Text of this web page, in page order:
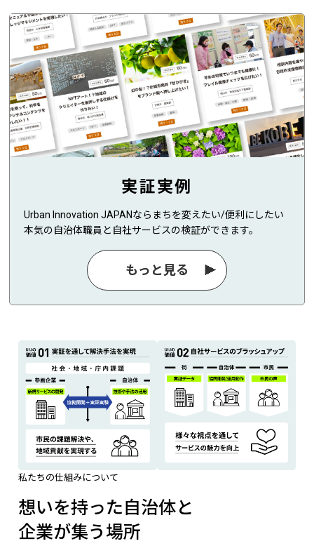
実証実例
Urban Innovation JAPANならまちを変えたい/便利にしたい
本気の自治体職員と自社サービスの検証ができます。
もっと見る
私たちの仕組みについて
想いを持った自治体と
企業が集う場所